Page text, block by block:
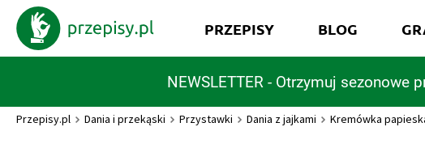
NEWSLETTER - Otrzymuj sezonowe
PRZEPISY BLOG
Przepisy.pl Dania i przekąski Przystawki Dania z jajkami Kremówka